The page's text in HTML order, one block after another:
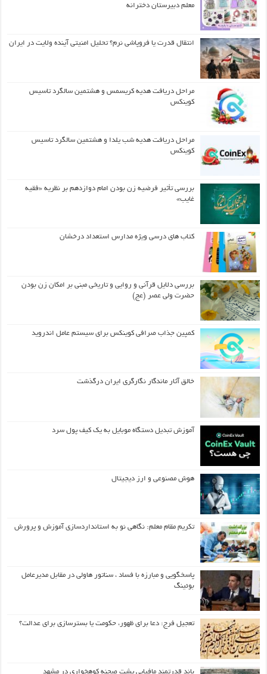
معلم دبیرستان دخترانه
انتقال قدرت یا فروپاشی نرم؟ تحلیل امنیتی آینده ولایت در ایران
مراحل دریافت هدیه کریسمس و هشتمین سالگرد تاسیس
کوینکس
مراحل دریافت هدیه شب یلدا و هشتمین سالگرد تاسیس
کوینکس
بررسی تأثیر فرضیه زن بودن امام دوازدهم بر نظریه «فقیه
غایب»
کتاب های درسی ویژه مدارس استعداد درخشان
بررسی دلایل قرآنی و روایی و تاریخی مبنی بر امکان زن بودن
حضرت ولی عصر (عج)
کمپین جذاب صرافی کوینکس برای سیستم عامل اندروید
خالق آثار ماندگار نگارگری ایران درگذشت
آموزش تبدیل دستگاه موبایل به یک کیف‌ پول سرد
هوش مصنوعی و ارز دیجیتال
تکریم مقام معلم: نگاهی نو به استانداردسازی آموزش و پرورش
پاسخگویی و مبارزه با فساد ، سناتور هاولی در مقابل مدیرعامل
بوئینگ
تعجیل فرج: دعا برای ظهور، حکومت یا بسترسازی برای عدالت؟
باند قدرتمند مافیایی پشت صحنه کوهخواری در مشهد